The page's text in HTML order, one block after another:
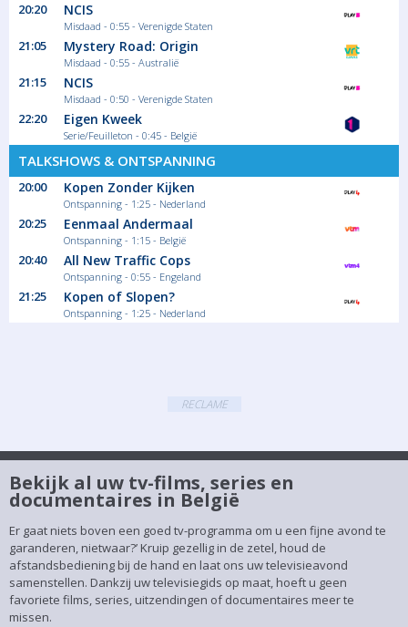
20:20 NCIS
Misdaad - 0:55 - Verenigde Staten
21:05 Mystery Road: Origin
Misdaad - 0:55 - Australië
21:15 NCIS
Misdaad - 0:50 - Verenigde Staten
22:20 Eigen Kweek
Serie/Feuilleton - 0:45 - België
TALKSHOWS & ONTSPANNING
20:00 Kopen Zonder Kijken
Ontspanning - 1:25 - Nederland
20:25 Eenmaal Andermaal
Ontspanning - 1:15 - België
20:40 All New Traffic Cops
Ontspanning - 0:55 - Engeland
21:25 Kopen of Slopen?
Ontspanning - 1:25 - Nederland
RECLAME
Bekijk al uw tv-films, series en
documentaires in België
Er gaat niets boven een goed tv-programma om u een fijne avond te
garanderen, nietwaar?’ Kruip gezellig in de zetel, houd de
afstandsbediening bij de hand en laat ons uw televisieavond
samenstellen. Dankzij uw televisiegids op maat, hoeft u geen
favoriete films, series, uitzendingen of documentaires meer te
missen.